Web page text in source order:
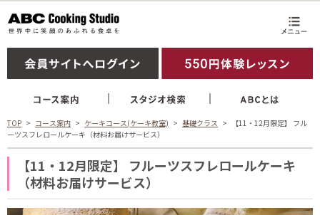
TOP コース案内 ケーキコース(ケーキ教室) 基礎クラス
【11・12月限定】 フル
ーツスフレロールケーキ（材料お届けサービス）
【11・12月限定】 フルーツスフレロールケーキ
（材料お届けサービス）